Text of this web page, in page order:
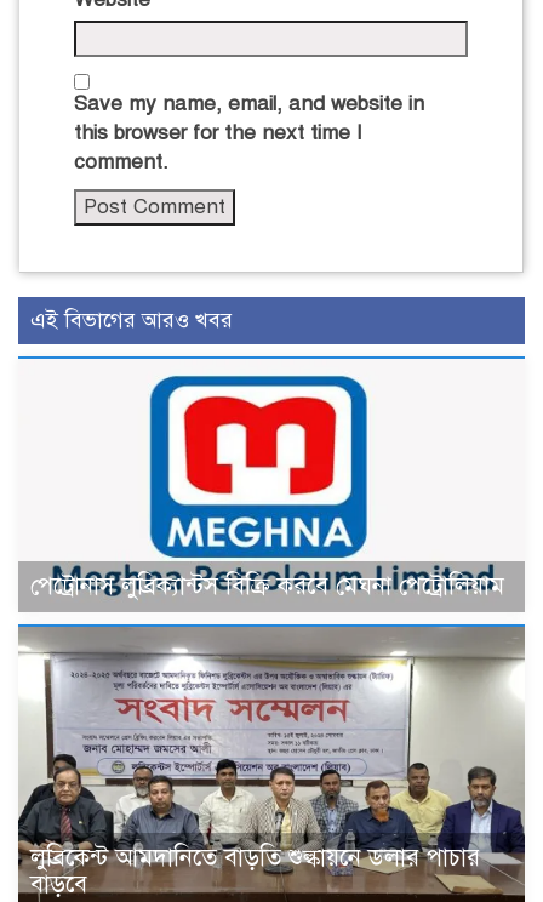
Save my name, email, and website in
this browser for the next time I
comment.
এই বিভাগের আরও খবর
পেট্রোনাস লুব্রিক্যান্টস বিক্রি করবে মেঘনা পেট্রোলিয়াম
লুব্রিকেন্ট আমদানিতে বাড়তি শুল্কায়নে ডলার পাচার
বাড়বে